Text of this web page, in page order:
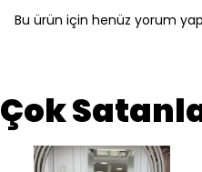
Bu ürün için henüz yorum
Çok